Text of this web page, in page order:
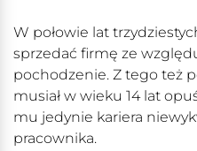
W połowie lat
sprzedać firmę ze
pochodzenie. Z tego też
musiał w wieku 14 lat
mu jedynie kariera
pracownika.